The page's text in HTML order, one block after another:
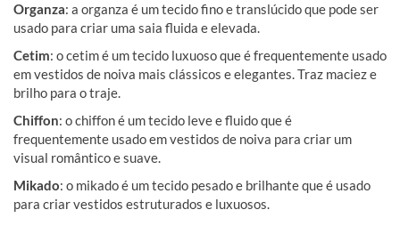
Organza: a organza é um tecido fino e translúcido que pode ser
usado para criar uma saia fluida e elevada.
Cetim: o cetim é um tecido luxuoso que é frequentemente usado
em vestidos de noiva mais clássicos e elegantes. Traz maciez e
brilho para o traje.
Chiffon: o chiffon é um tecido leve e fluido que é
frequentemente usado em vestidos de noiva para criar um
visual romântico e suave.
Mikado: o mikado é um tecido pesado e brilhante que é usado
para criar vestidos estruturados e luxuosos.